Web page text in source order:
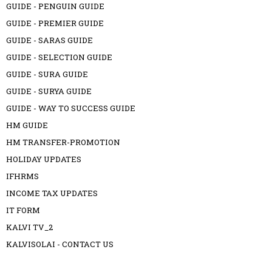
GUIDE - PENGUIN GUIDE
GUIDE - PREMIER GUIDE
GUIDE - SARAS GUIDE
GUIDE - SELECTION GUIDE
GUIDE - SURA GUIDE
GUIDE - SURYA GUIDE
GUIDE - WAY TO SUCCESS GUIDE
HM GUIDE
HM TRANSFER-PROMOTION
HOLIDAY UPDATES
IFHRMS
INCOME TAX UPDATES
IT FORM
KALVI TV_2
KALVISOLAI - CONTACT US